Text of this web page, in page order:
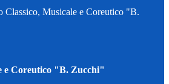
Classico, Musicale e Coreutico "B.
e Coreutico "B. Zucchi"